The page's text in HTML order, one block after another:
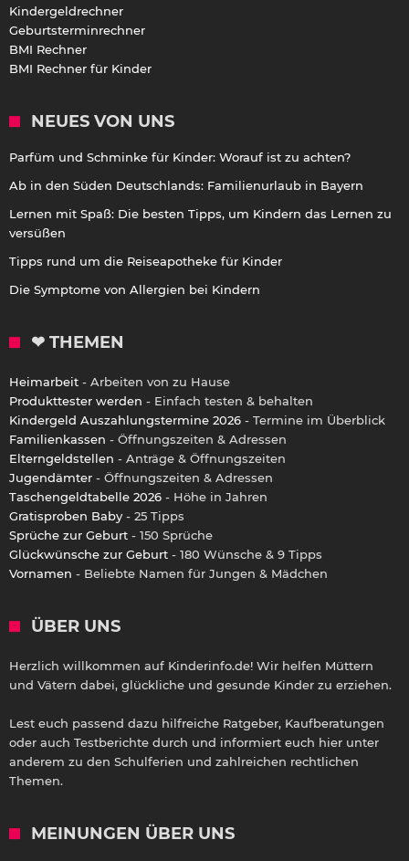
Kindergeldrechner
Geburtsterminrechner
BMI Rechner
BMI Rechner für Kinder
NEUES VON UNS
Parfüm und Schminke für Kinder: Worauf ist zu achten?
Ab in den Süden Deutschlands: Familienurlaub in Bayern
Lernen mit Spaß: Die besten Tipps, um Kindern das Lernen zu
versüßen
Tipps rund um die Reiseapotheke für Kinder
Die Symptome von Allergien bei Kindern
❤ THEMEN
Heimarbeit - Arbeiten von zu Hause
Produkttester werden - Einfach testen & behalten
Kindergeld Auszahlungstermine 2026 - Termine im Überblick
Familienkassen - Öffnungszeiten & Adressen
Elterngeldstellen - Anträge & Öffnungszeiten
Jugendämter - Öffnungszeiten & Adressen
Taschengeldtabelle 2026 - Höhe in Jahren
Gratisproben Baby - 25 Tipps
Sprüche zur Geburt - 150 Sprüche
Glückwünsche zur Geburt - 180 Wünsche & 9 Tipps
Vornamen - Beliebte Namen für Jungen & Mädchen
ÜBER UNS
Herzlich willkommen auf Kinderinfo.de! Wir helfen Müttern
und Vätern dabei, glückliche und gesunde Kinder zu erziehen.
Lest euch passend dazu hilfreiche Ratgeber, Kaufberatungen
oder auch Testberichte durch und informiert euch hier unter
anderem zu den Schulferien und zahlreichen rechtlichen
Themen.
MEINUNGEN ÜBER UNS